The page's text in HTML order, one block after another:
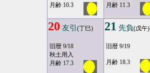
月齢 10.3 月齢 11.3
20 友引 (丁巳)
旧暦 9/18
秋土用入
月齢 17.3
21 先負(戊午)
旧暦 9/19
月齢 18.3